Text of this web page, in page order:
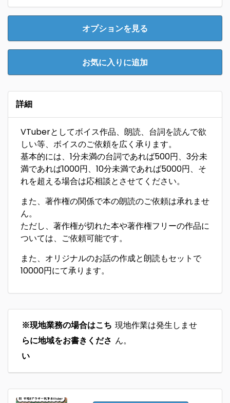
オプションを見る
お気に入りに追加
詳細
VTuberとしてボイス作品、朗読、台詞を読んで欲
しい等、ボイスのご依頼を広く承ります。
基本的には、1分未満の台詞であれば500円、3分未
満であれば1000円、10分未満であれば5000円、そ
れを超える場合は応相談とさせてください。
また、著作権の関係で本の朗読のご依頼は承れませ
ん。
ただし、著作権が切れた本や著作権フリーの作品に
ついては、ご依頼可能です。
また、オリジナルのお話の作成と朗読もセットで
10000円にて承ります。
※現地業務の場合はこち
らに地域をお書きくださ
い
現地作業は発生しませ
ん。